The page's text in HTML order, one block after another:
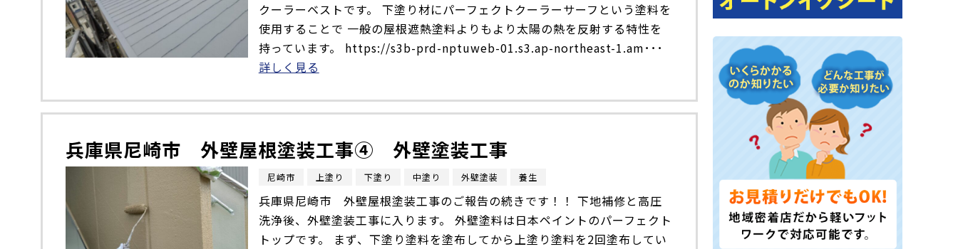
クーラーベストです。 下塗り材にパーフェクトクーラーサーフという塗料を
使用することで 一般の屋根遮熱塗料よりもより太陽の熱を反射する特性を
持っています。 https://s3b-prd-nptuweb-01.s3.ap-northeast-1.am･･･
詳しく見る
兵庫県尼崎市 外壁屋根塗装工事④ 外壁塗装工事
尼崎市 上塗り 下塗り 中塗り 外壁塗装 養生
兵庫県尼崎市 外壁屋根塗装工事のご報告の続きです！！ 下地補修と高圧
洗浄後、外壁塗装工事に入ります。 外壁塗料は日本ペイントのパーフェクト
トップです。 まず、下塗り塗料を塗布してから上塗り塗料を2回塗布してい